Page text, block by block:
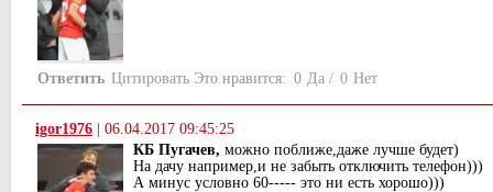
Ответить Цитировать Это нравится: 0 Да / 0 Нет
igor1976
06.04.2017 09:45:25
КБ Пугачев, можно поближе,даже лучше будет)
На дачу например,и не забыть отключить телефон)))
А минус условно 60----- это ни есть хорошо)))